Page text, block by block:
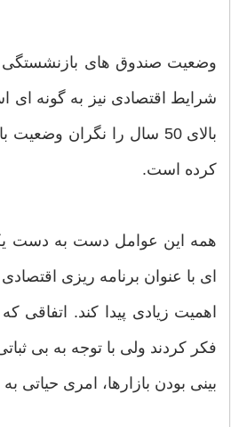
وضعیت صندوق های بازنشستگی
شرایط اقتصادی نیز به گونه ای
بالای 50 سال را نگران
کرده است.
همه این عوامل دست به دست
ای با عنوان برنامه ریزی
اهمیت زیادی پیدا کند. اتفاقی
فکر کردند ولی با توجه به بی
بینی بودن بازارها، امری حیاتی